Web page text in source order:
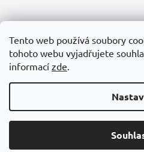
Tento web používá soubory
tohoto webu vyjadřujete
informací zde.
Vytvořil
Copyright 2026Zelená Země
Upravit